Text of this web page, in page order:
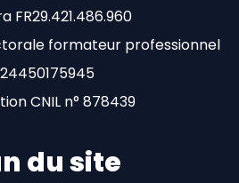
FR29.421.486.960
formateur professionnel
CNIL n° 878439
du site